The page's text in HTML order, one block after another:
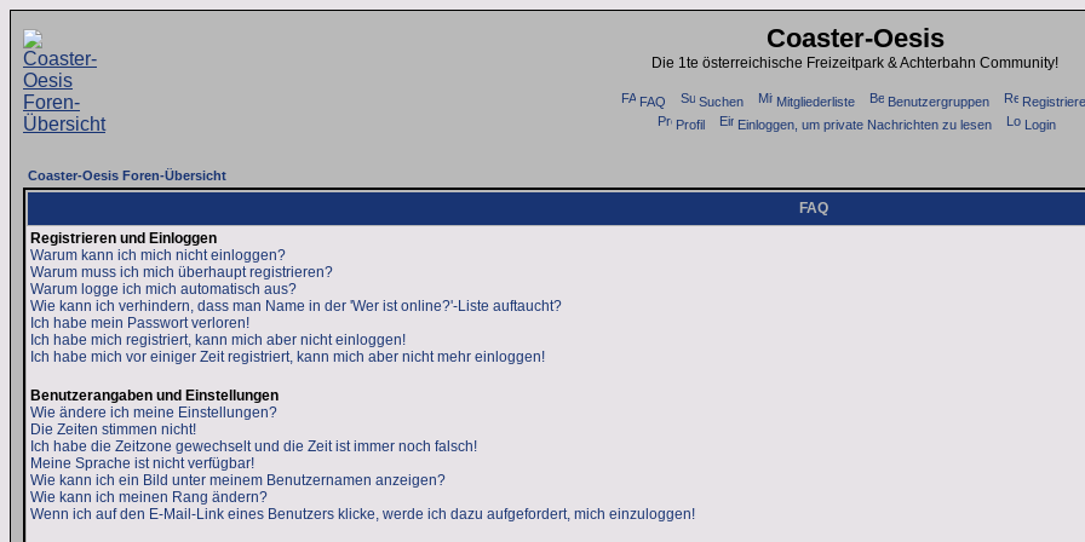
Coaster-Oesis
Die 1te österreichische Freizeitpark & Achterbahn Community!
FAQ Suchen Mitgliederliste Benutzergruppen
Profil
Einloggen, um private Nachrichten zu lesen Login
Coaster-Oesis Foren-Übersicht
FAQ
Registrieren und Einloggen
Warum kann ich mich nicht einloggen?
Warum muss ich mich überhaupt registrieren?
Warum logge ich mich automatisch aus?
Wie kann ich verhindern, dass man Name in der 'Wer ist online?'-Liste auftaucht?
Ich habe mein Passwort verloren!
Ich habe mich registriert, kann mich aber nicht einloggen!
Ich habe mich vor einiger Zeit registriert, kann mich aber nicht mehr einloggen!
Benutzerangaben und Einstellungen
Wie ändere ich meine Einstellungen?
Die Zeiten stimmen nicht!
Ich habe die Zeitzone gewechselt und die Zeit ist immer noch falsch!
Meine Sprache ist nicht verfügbar!
Wie kann ich ein Bild unter meinem Benutzernamen anzeigen?
Wie kann ich meinen Rang ändern?
Wenn ich auf den E-Mail-Link eines Benutzers klicke, werde ich dazu aufgefordert, mich einzuloggen!